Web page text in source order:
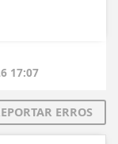
17:07
ERROS